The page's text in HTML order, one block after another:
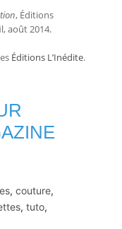
, Éditions
août 2014.
Éditions L’Inédite.
, couture,
, tuto,